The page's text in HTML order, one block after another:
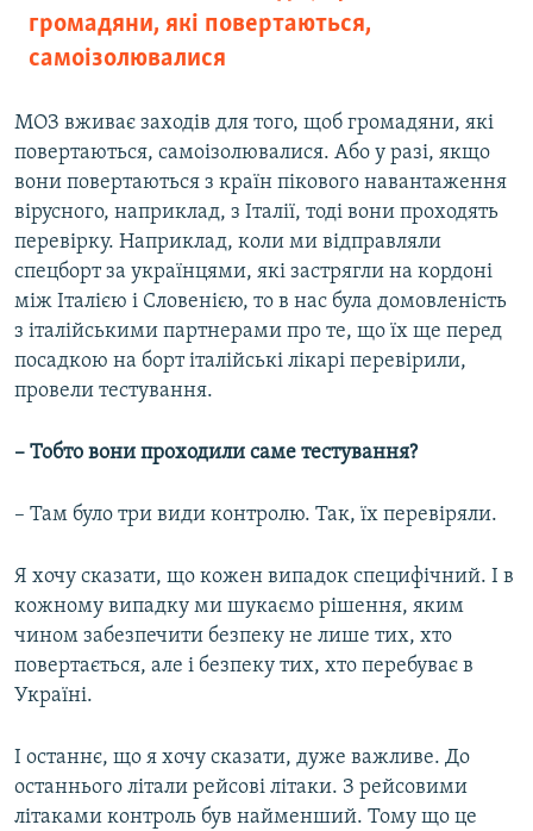
громадяни, які повертаються,
самоізолювалися
МОЗ вживає заходів для того, щоб громадяни, які
повертаються, самоізолювалися. Або у разі, якщо
вони повертаються з країн пікового навантаження
вірусного, наприклад, з Італії, тоді вони проходять
перевірку. Наприклад, коли ми відправляли
спецборт за українцями, які застрягли на кордоні
між Італією і Словенією, то в нас була домовленість
з італійськими партнерами про те, що їх ще перед
посадкою на борт італійські лікарі перевірили,
провели тестування.
– Тобто вони проходили саме тестування?
– Там було три види контролю. Так, їх перевіряли.
Я хочу сказати, що кожен випадок специфічний. І в
кожному випадку ми шукаємо рішення, яким
чином забезпечити безпеку не лише тих, хто
повертається, але і безпеку тих, хто перебуває в
Україні.
І останнє, що я хочу сказати, дуже важливе. До
останнього літали рейсові літаки. З рейсовими
літаками контроль був найменший. Тому що це